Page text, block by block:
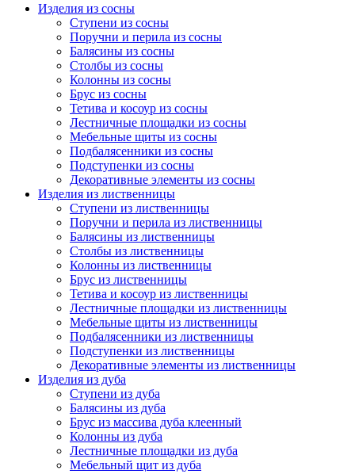
Изделия из сосны
Ступени из сосны
Поручни и перила из сосны
Балясины из сосны
Столбы из сосны
Колонны из сосны
Брус из сосны
Тетива и косоур из сосны
Лестничные площадки из сосны
Мебельные щиты из сосны
Подбалясенники из сосны
Подступенки из сосны
Декоративные элементы из сосны
Изделия из лиственницы
Ступени из лиственницы
Поручни и перила из лиственницы
Балясины из лиственницы
Столбы из лиственницы
Колонны из лиственницы
Брус из лиственницы
Тетива и косоур из лиственницы
Лестничные площадки из лиственницы
Мебельные щиты из лиственницы
Подбалясенники из лиственницы
Подступенки из лиственницы
Декоративные элементы из лиственницы
Изделия из дуба
Ступени из дуба
Балясины из дуба
Брус из массива дуба клеенный
Колонны из дуба
Лестничные площадки из дуба
Мебельный щит из дуба